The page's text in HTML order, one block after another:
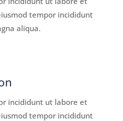
tempor incididunt
aliqua.
incididunt ut labore et
tempor incididunt